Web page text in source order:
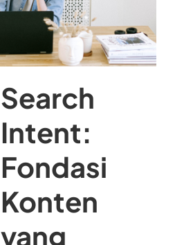
Search
Intent:
Fondasi
Konten
yang